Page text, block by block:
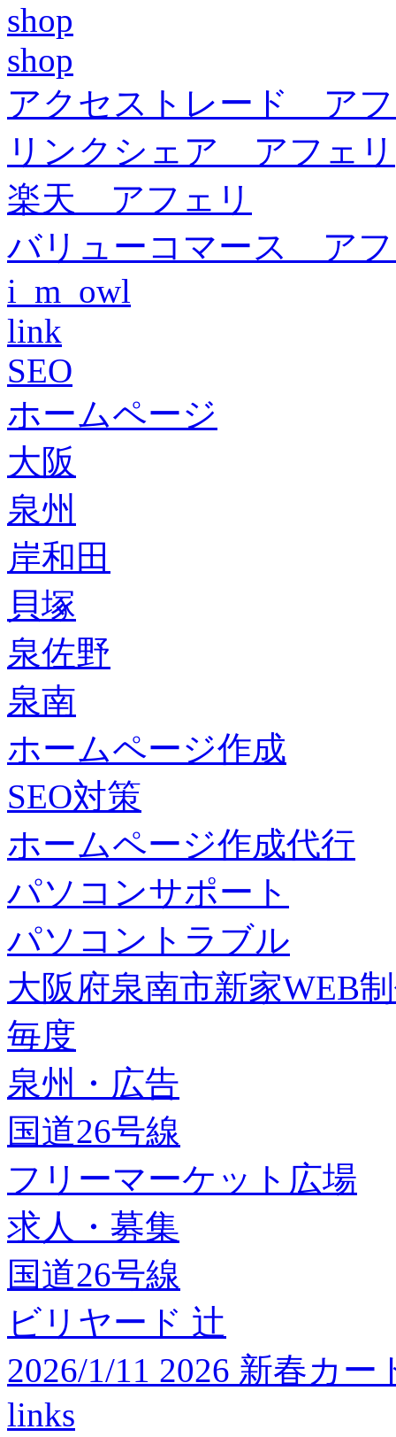
shop
shop
アクセストレード ア
リンクシェア アフェリ
楽天 アフェリ
バリューコマース ア
i_m_owl
link
SEO
ホームページ
大阪
泉州
岸和田
貝塚
泉佐野
泉南
ホームページ作成
SEO対策
ホームページ作成代行
パソコンサポート
パソコントラブル
大阪府泉南市新家WEB
毎度
泉州・広告
国道26号線
フリーマーケット広場
求人・募集
国道26号線
ビリヤード 辻
2026/1/11 2026 新春カ
links